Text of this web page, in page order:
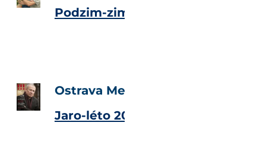
Podzim-zima 2011/2012
Ostrava Metropolitan Magazine
Jaro-léto 2011